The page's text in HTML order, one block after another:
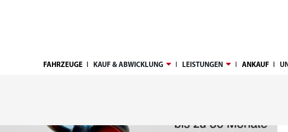
FAHRZEUGE Ι KAUF & ABWICKLUNG Ι LEISTUNGEN Ι ANKAUF Ι